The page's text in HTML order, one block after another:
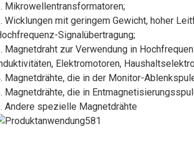
Mikrowellentransformatoren;
Wicklungen mit geringem Gewicht, hoher
Signalübertragung;
Magnetdraht zur Verwendung in
Elektromotoren,
Magnetdrähte, die in der Monitor-
Magnetdrähte, die in
Andere spezielle Magnetdrähte